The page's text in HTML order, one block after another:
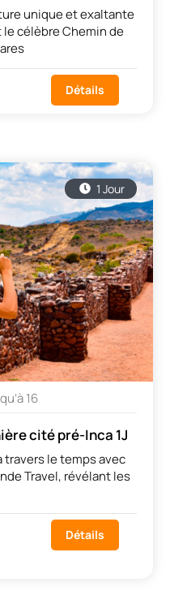
unique et exaltante
célèbre Chemin de
Détails
1 Jour
16
cité pré-Inca 1J
travers le temps avec
Travel, révélant les
Détails